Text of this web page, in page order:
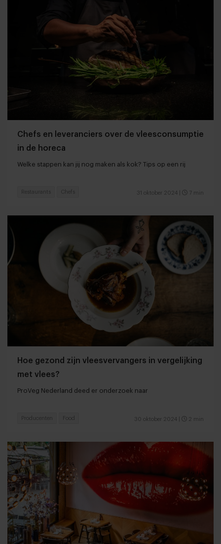
Chefs en leveranciers over de vleesconsumptie
in de horeca
Welke stappen kan jij nog maken als kok? Tips op een rij
31 oktober 2024 7 min
Restaurants Chefs
Hoe gezond zijn vleesvervangers in vergelijking
met vlees?
ProVeg Nederland deed er onderzoek naar
30 oktober 2024 2 min
Producenten Food